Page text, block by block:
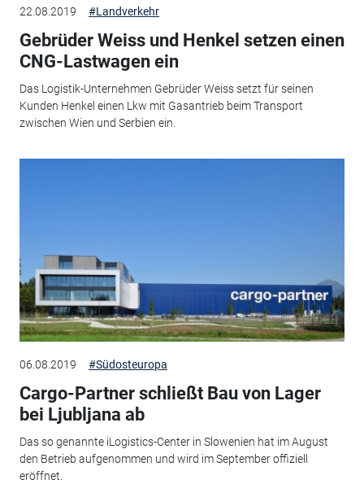
22.08.2019 #Landverkehr
Gebrüder Weiss und Henkel setzen einen
CNG-Lastwagen ein
Das Logistik-Unternehmen Gebrüder Weiss setzt für seinen
Kunden Henkel einen Lkw mit Gasantrieb beim Transport
zwischen Wien und Serbien ein.
06.08.2019 #Südosteuropa
Cargo-Partner schließt Bau von Lager
bei Ljubljana ab
Das so genannte iLogistics-Center in Slowenien hat im August
den Betrieb aufgenommen und wird im September offiziell
eröffnet.